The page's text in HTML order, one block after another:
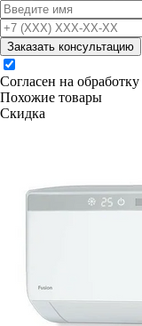
Заказать консультацию
Согласен на обработку
Похожие товары
Скидка